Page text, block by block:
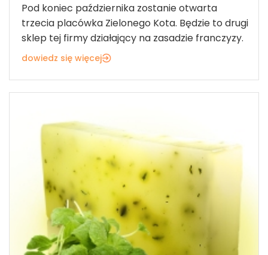
Pod koniec października zostanie otwarta
trzecia placówka Zielonego Kota. Będzie to drugi
sklep tej firmy działający na zasadzie franczyzy.
dowiedz się więcej